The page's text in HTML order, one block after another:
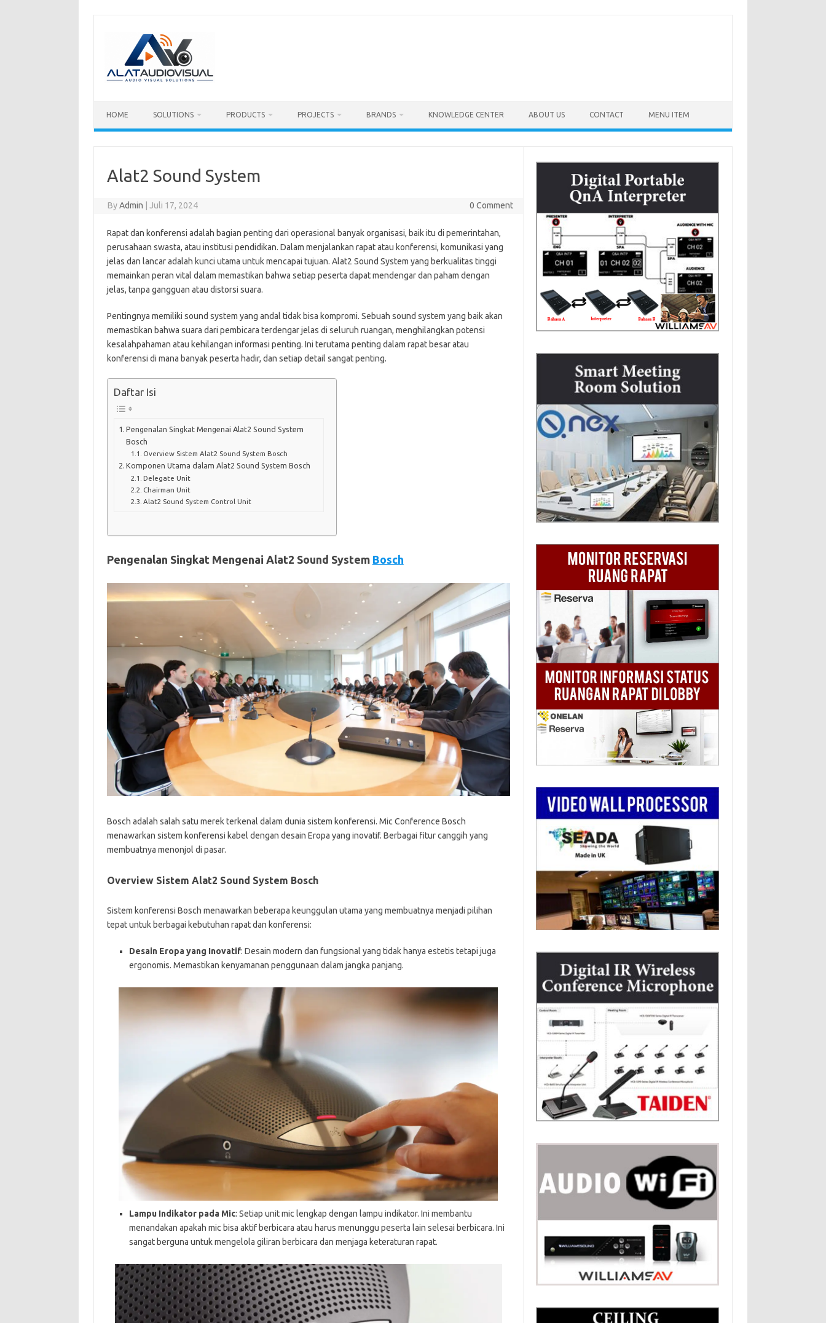
HOME SOLUTIONS PRODUCTS PROJECTS BRANDS KNOWLEDGE CENTER ABOUT US CONTACT MENU ITEM
Alat2 Sound System
ByAdmin Juli 17, 2024 0 Comment
Rapat dan konferensi adalah bagian penting dari operasional banyak organisasi, baik itu di pemerintahan,
perusahaan swasta, atau institusi pendidikan. Dalam menjalankan rapat atau konferensi, komunikasi yang
jelas dan lancar adalah kunci utama untuk mencapai tujuan. Alat2 Sound System yang berkualitas tinggi
memainkan peran vital dalam memastikan bahwa setiap peserta dapat mendengar dan paham dengan
jelas, tanpa gangguan atau distorsi suara.
Pentingnya memiliki sound system yang andal tidak bisa kompromi. Sebuah sound system yang baik akan
memastikan bahwa suara dari pembicara terdengar jelas di seluruh ruangan, menghilangkan potensi
kesalahpahaman atau kehilangan informasi penting. Ini terutama penting dalam rapat besar atau
konferensi di mana banyak peserta hadir, dan setiap detail sangat penting.
Daftar Isi
Pengenalan Singkat Mengenai Alat2 Sound System
Bosch
Overview Sistem Alat2 Sound System Bosch
Komponen Utama dalam Alat2 Sound System Bosch
Delegate Unit
Chairman Unit
Alat2 Sound System Control Unit
Pengenalan Singkat Mengenai Alat2 Sound System Bosch
Bosch adalah salah satu merek terkenal dalam dunia sistem konferensi. Mic Conference Bosch
menawarkan sistem konferensi kabel dengan desain Eropa yang inovatif. Berbagai fitur canggih yang
membuatnya menonjol di pasar.
Overview Sistem Alat2 Sound System Bosch
Sistem konferensi Bosch menawarkan beberapa keunggulan utama yang membuatnya menjadi pilihan
tepat untuk berbagai kebutuhan rapat dan konferensi:
Desain Eropa yang Inovatif: Desain modern dan fungsional yang tidak hanya estetis tetapi juga
ergonomis. Memastikan kenyamanan penggunaan dalam jangka panjang.
Lampu Indikator pada Mic: Setiap unit mic lengkap dengan lampu indikator. Ini membantu
menandakan apakah mic bisa aktif berbicara atau harus menunggu peserta lain selesai berbicara. Ini
sangat berguna untuk mengelola giliran berbicara dan menjaga keteraturan rapat.